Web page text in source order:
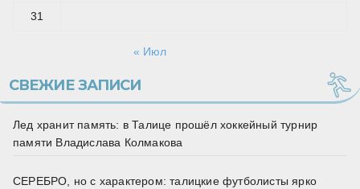
31
« Июл
СВЕЖИЕ ЗАПИСИ
Лед хранит память: в Талице прошёл хоккейный турнир
памяти Владислава Колмакова
СЕРЕБРО, но с характером: талицкие футболисты ярко